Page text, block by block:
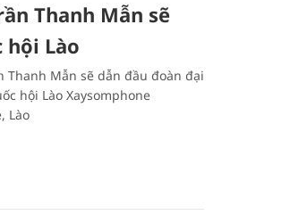
Thanh Mẫn sẽ
hội Lào
Thanh Mẫn sẽ dẫn đầu đoàn đại
hội Lào Xaysomphone
Lào